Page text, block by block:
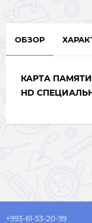
ОБЗОР
КАРТА
HD
+993-61-53-20-99